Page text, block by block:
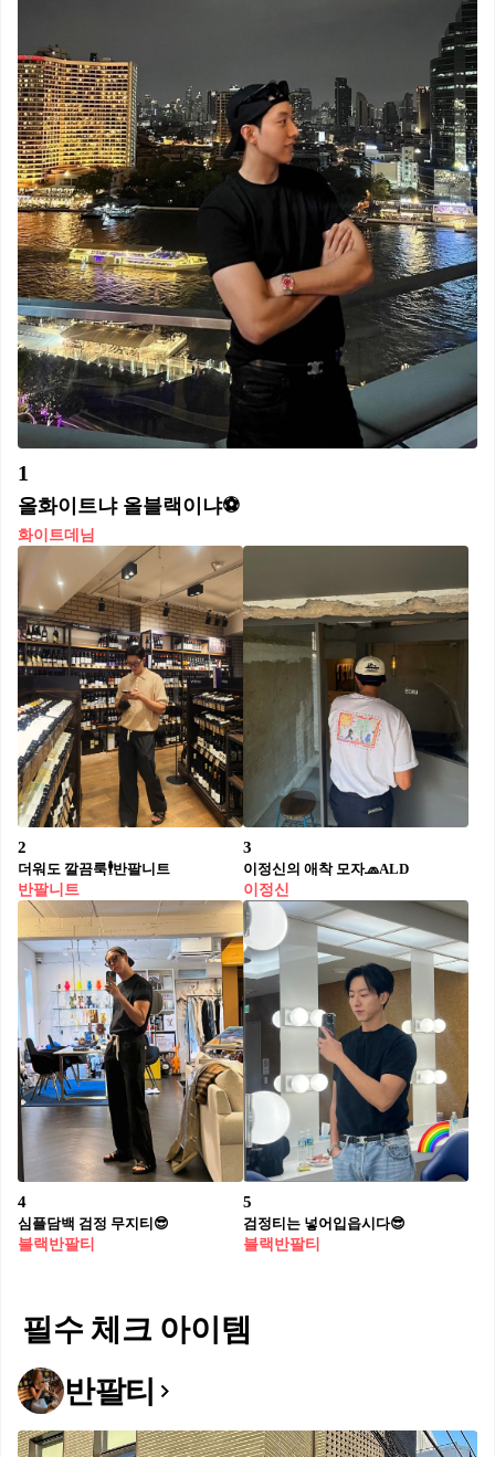
1
올화이트냐 올블랙이냐⚽️
화이트데님
2
더워도 깔끔룩🕴️반팔니트
반팔니트
3
이정신의 애착 모자🧢ALD
이정신
4
심플담백 검정 무지티😎
블랙반팔티
5
검정티는 넣어입읍시다😎
블랙반팔티
필수 체크 아이템
반팔티